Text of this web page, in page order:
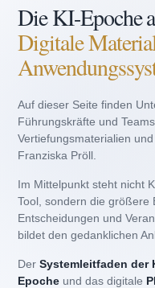
Die KI-Epoche
Digitale
Auf dieser Seite finden
Führungskräfte und
Vertiefungsmaterialien
Franziska Pröll.
Im Mittelpunkt steht nicht
Tool, sondern die größere
Entscheidungen und
bildet den gedanklichen
DerSystemleitfaden der
Epoche und das digitale